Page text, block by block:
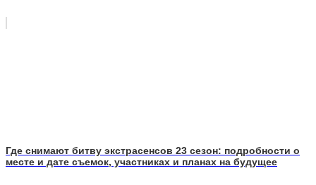
Где снимают битву экстрасенсов 23 сезон: подробности о
месте и дате съемок, участниках и планах на будущее